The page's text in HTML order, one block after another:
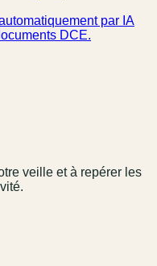
par IA
DCE.
veille et à repérer les